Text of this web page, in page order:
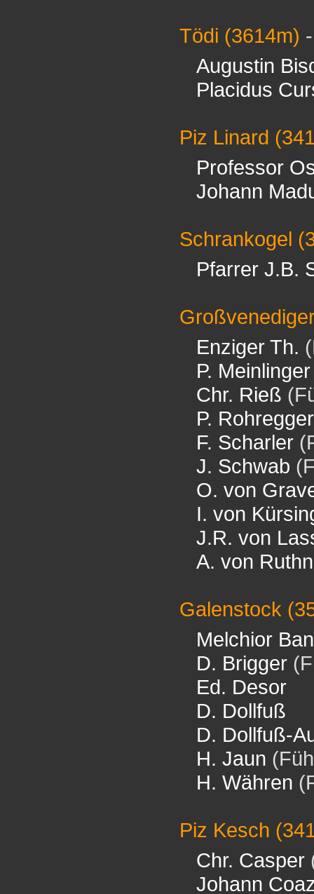
Tödi (3614m)
Augustin
Placidus
Piz Linard
Professor
Johann
Schrankogel
Pfarrer J.B.
Enziger Th.
P. Meinlinger
Chr. Rieß
P. Rohregger
F. Scharler
J. Schwab
O. von
I. von
J.R. von
A. von
Galenstock
Melchior
D. Brigger
Ed. Desor
D. Dollfuß
D. Dollfuß-
H. Jaun
H. Währen
Piz Kesch
Chr. Casper
Johann